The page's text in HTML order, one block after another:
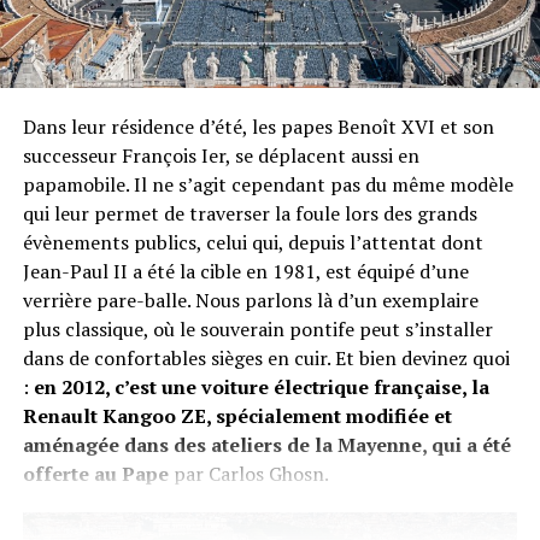
qui favorise les résiliations d’abonnements par milliers,
mais… les congés scolaires. En effet, l’été est le moment
le plus intense de l’année pour… les déménageurs. Qui
résiliation des précédents).
Le second paradoxe. Toujours en juin 2019, les médias
nous rappelèrent que la chaleur estivale engendre des
records de production énergétique. Par exemple, le jeudi
27 juin à 12H40 avec une consommation de 59.460
mégawatts, nous égalions presque le précédent
« record » saisonnier du 22 juin 2017 (59.500 MW),
chiffre RTE. La faute à qui ? Aux ventilateurs et autres
climatiseurs. Plus il fait chaud, plus on refroidit notre
intérieur en réchauffant l’extérieur…
Elle est verte mon électricité…
Dans leur résidence d’été, les papes Benoît XVI et son
successeur François Ier, se déplacent aussi en
papamobile. Il ne s’agit cependant pas du même modèle
qui leur permet de traverser la foule lors des grands
évènements publics, celui qui, depuis l’attentat dont
Jean-Paul II a été la cible en 1981, est équipé d’une
verrière pare-balle. Nous parlons là d’un exemplaire
plus classique, où le souverain pontife peut s’installer
dans de confortables sièges en cuir. Et bien devinez quoi
: en 2012, c’est une voiture électrique française, la
Renault Kangoo ZE, spécialement modifiée et
aménagée dans des ateliers de la Mayenne, qui a été
offerte au Papepar Carlos Ghosn.